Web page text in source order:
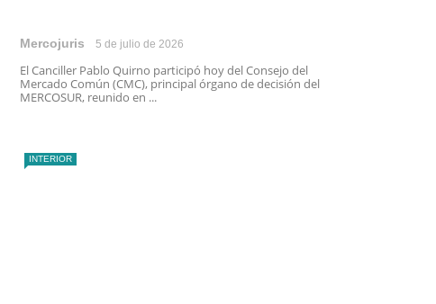
Mercojuris 5 de julio de 2026
El Canciller Pablo Quirno participó hoy del Consejo del
Mercado Común (CMC), principal órgano de decisión del
MERCOSUR, reunido en ...
INTERIOR